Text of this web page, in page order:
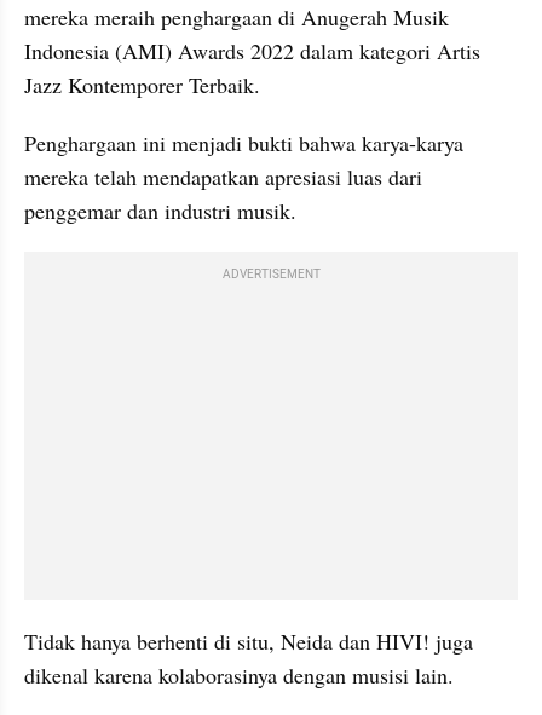
mereka meraih penghargaan di Anugerah Musik
Indonesia (AMI) Awards 2022 dalam kategori Artis
Jazz Kontemporer Terbaik.
Penghargaan ini menjadi bukti bahwa karya-karya
mereka telah mendapatkan apresiasi luas dari
penggemar dan industri musik.
ADVERTISEMENT
Tidak hanya berhenti di situ, Neida dan HIVI! juga
dikenal karena kolaborasinya dengan musisi lain.